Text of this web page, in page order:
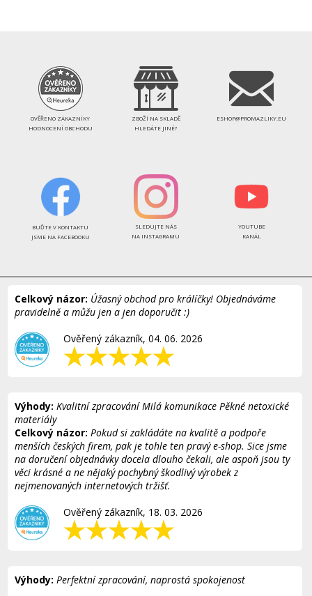
OVĚŘENO ZÁKAZNÍKY
HODNOCENÍ OBCHODU
ZBOŽÍ NA SKLADĚ
HLEDÁTE JINÉ?
ESHOP@PROMAZLIKY.EU
BUĎTE V KONTAKTU
JSME NA FACEBOOKU
SLEDUJTE NÁS
NA INSTAGRAMU
YOUTUBE
KANÁL
Celkový názor: Úžasný obchod pro králíčky! Objednáváme
pravidelně a můžu jen a jen doporučit :)
Ověřený zákazník, 04. 06. 2026
Výhody: Kvalitní zpracování Milá komunikace Pěkné netoxické
materiály
Celkový názor: Pokud si zakládáte na kvalitě a podpoře
menších českých firem, pak je tohle ten pravý e-shop. Sice jsme
na doručení objednávky docela dlouho čekali, ale aspoň jsou ty
věci krásné a ne nějaký pochybný škodlivý výrobek z
nejmenovaných internetových tržišť.
Ověřený zákazník, 18. 03. 2026
Výhody: Perfektní zpracování, naprostá spokojenost